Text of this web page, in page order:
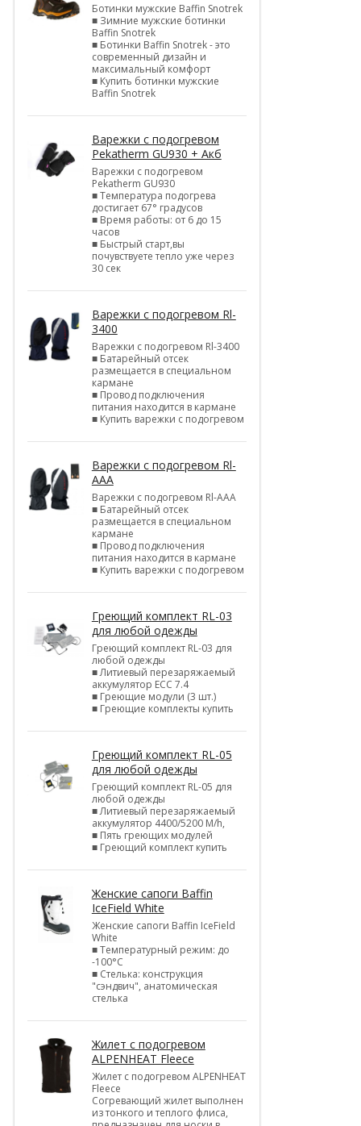
Ботинки мужские Baffin Snotrek
■ Зимние мужские ботинки
Baffin Snotrek
■ Ботинки Baffin Snotrek - это
современный дизайн и
максимальный комфорт
■ Купить ботинки мужские
Baffin Snotrek
Варежки с подогревом
Pekatherm GU930 + Акб
Варежки с подогревом
Pekatherm GU930
■ Температура подогрева
достигает 67° градусов
■ Время работы: от 6 до 15
часов
■ Быстрый старт,вы
почувствуете тепло уже через
30 сек
Варежки с подогревом Rl-
3400
Варежки с подогревом Rl-3400
■ Батарейный отсек
размещается в специальном
кармане
■ Провод подключения
питания находится в кармане
■ Купить варежки с подогревом
Варежки с подогревом Rl-
AAA
Варежки с подогревом Rl-AAA
■ Батарейный отсек
размещается в специальном
кармане
■ Провод подключения
питания находится в кармане
■ Купить варежки с подогревом
Греющий комплект RL-03
для любой одежды
Греющий комплект RL-03 для
любой одежды
■ Литиевый перезаряжаемый
аккумулятор ЕСС 7.4
■ Греющие модули (3 шт.)
■ Греющие комплекты купить
Греющий комплект RL-05
для любой одежды
Греющий комплект RL-05 для
любой одежды
■ Литиевый перезаряжаемый
аккумулятор 4400/5200 M/h,
■ Пять греющих модулей
■ Греющий комплект купить
Женские сапоги Baffin
IceField White
Женские сапоги Baffin IceField
White
■ Температурный режим: до
-100°C
■ Стелька: конструкция
"сэндвич", анатомическая
стелька
Жилет с подогревом
ALPENHEAT Fleece
Жилет с подогревом ALPENHEAT
Fleece
Согревающий жилет выполнен
из тонкого и теплого флиса,